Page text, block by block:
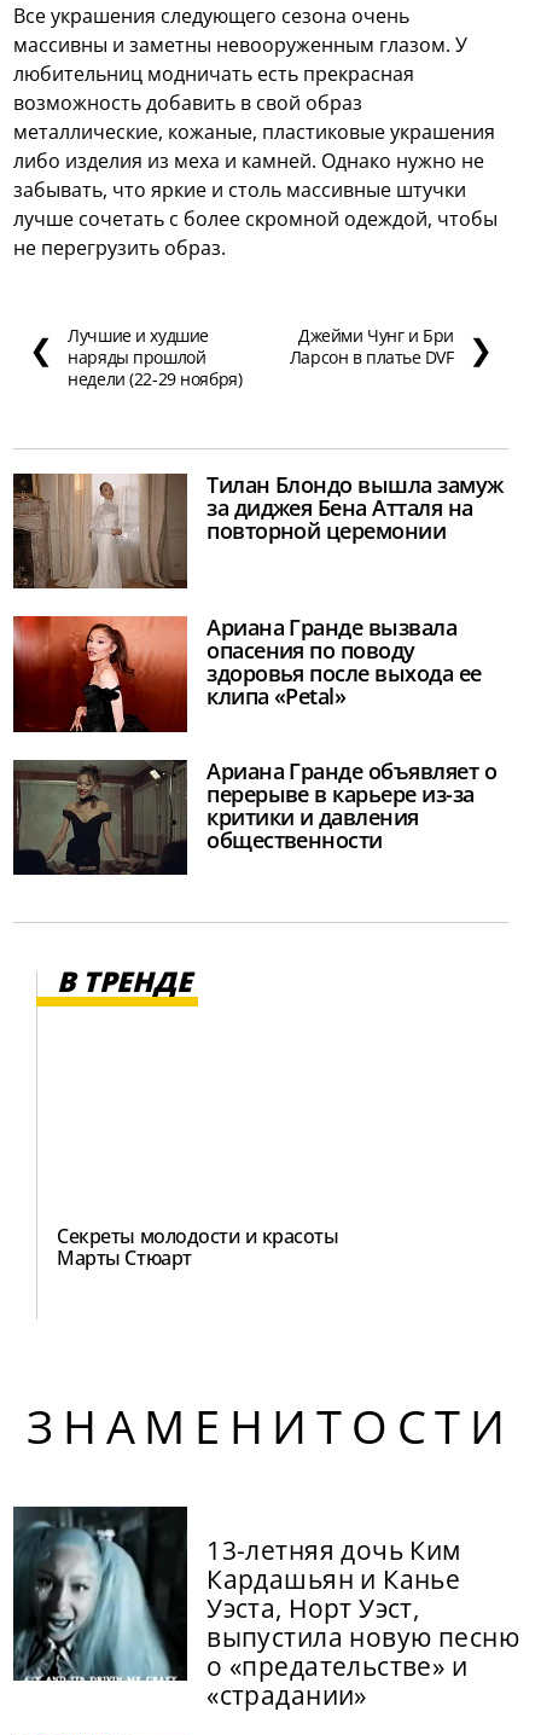
Все украшения следующего сезона очень
массивны и заметны невооруженным глазом. У
любительниц модничать есть прекрасная
возможность добавить в свой образ
металлические, кожаные, пластиковые украшения
либо изделия из меха и камней. Однако нужно не
забывать, что яркие и столь массивные штучки
лучше сочетать с более скромной одеждой, чтобы
не перегрузить образ.
❮
Лучшие и худшие
наряды прошлой
недели (22-29 ноября)
Джейми Чунг и Бри
Ларсон в платье DVF
❯
Тилан Блондо вышла замуж
за диджея Бена Атталя на
повторной церемонии
Ариана Гранде вызвала
опасения по поводу
здоровья после выхода ее
клипа «Petal»
Ариана Гранде объявляет о
перерыве в карьере из-за
критики и давления
общественности
В ТРЕНДЕ
Секреты молодости и красоты
Марты Стюарт
ЗНАМЕНИТОСТИ
13-летняя дочь Ким
Кардашьян и Канье
Уэста, Норт Уэст,
выпустила новую песню
о «предательстве» и
«страдании»